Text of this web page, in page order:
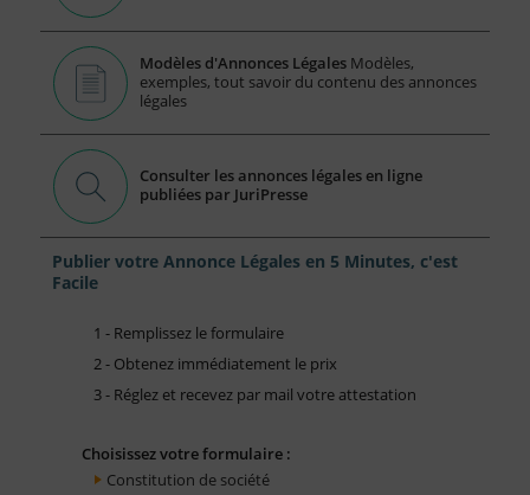
Modèles d'Annonces Légales Modèles,
exemples, tout savoir du contenu des annonces
légales
Consulter les annonces légales en ligne
publiées par JuriPresse
Publier votre Annonce Légales en 5 Minutes, c'est
Facile
1 - Remplissez le formulaire
2 - Obtenez immédiatement le prix
3 - Réglez et recevez par mail votre attestation
Choisissez votre formulaire :
Constitution de société